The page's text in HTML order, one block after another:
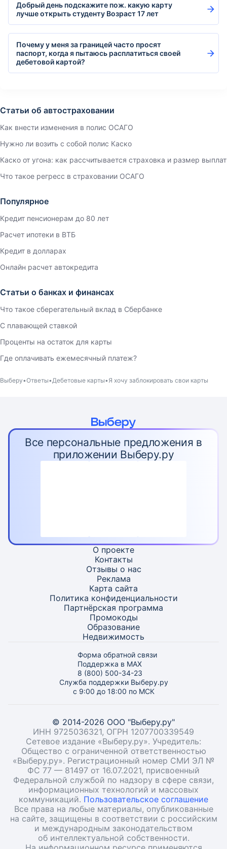
Добрый день подскажите пож. какую карту
лучше открыть студенту Возраст 17 лет
Почему у меня за границей часто просят
паспорт, когда я пытаюсь расплатиться своей
дебетовой картой?
Статьи об автостраховании
Как внести изменения в полис ОСАГО
Нужно ли возить с собой полис Каско
Каско от угона: как рассчитывается страховка и размер выплат
Что такое регресс в страховании ОСАГО
Популярное
Кредит пенсионерам до 80 лет
Расчет ипотеки в ВТБ
Кредит в долларах
Онлайн расчет автокредита
Статьи о банках и финансах
Что такое сберегательный вклад в Сбербанке
С плавающей ставкой
Проценты на остаток для карты
Где оплачивать ежемесячный платеж?
Выберу Ответы Дебетовые карты Я хочу заблокировать свои карты
Все персональные предложения в
приложении Выберу.ру
О проекте
Контакты
Отзывы о нас
Реклама
Карта сайта
Политика конфиденциальности
Партнёрская программа
Промокоды
Образование
Недвижимость
Форма обратной связи
Поддержка в MAX
8 (800) 500-34-23
Служба поддержки Выберу.ру
с 9:00 до 18:00 по МСК
© 2014-2026 ООО "Выберу.ру"
ИНН 9725036321, ОГРН 1207700339549
Сетевое издание «Выберу.ру». Учредитель:
Общество с ограниченной ответственностью
«Выберу.ру». Регистрационный номер СМИ ЭЛ №
ФС 77 — 81497 от 16.07.2021, присвоенный
Федеральной службой по надзору в сфере связи,
информационных технологий и массовых
коммуникаций. Пользовательское соглашение
Все права на любые материалы, опубликованные
на сайте, защищены в соответствии с российским
и международным законодательством
об интеллектуальной собственности.